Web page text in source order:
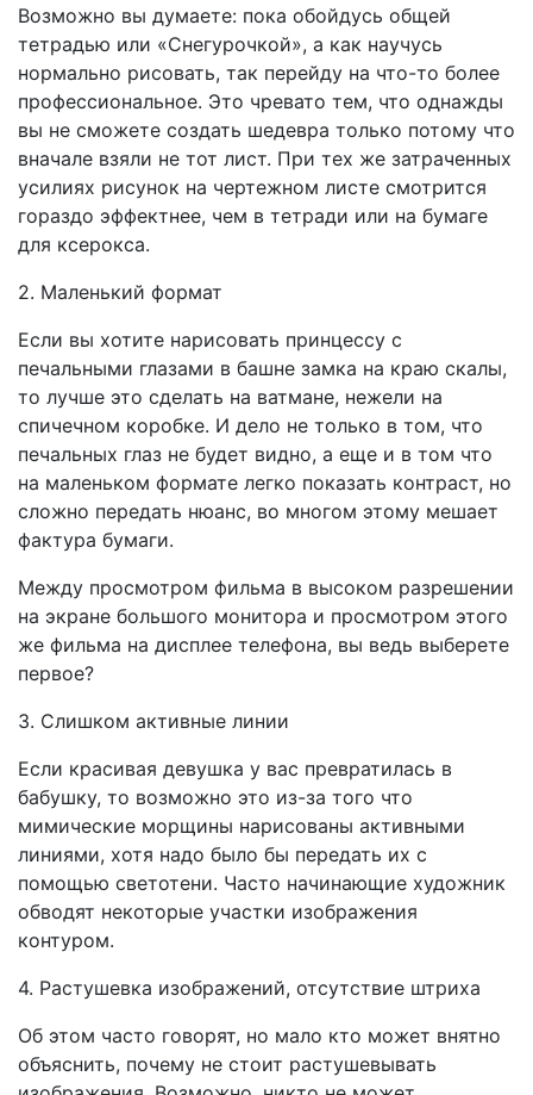
Возможно вы думаете: пока обойдусь общей
тетрадью или «Снегурочкой», а как научусь
нормально рисовать, так перейду на что-то более
профессиональное. Это чревато тем, что однажды
вы не сможете создать шедевра только потому что
вначале взяли не тот лист. При тех же затраченных
усилиях рисунок на чертежном листе смотрится
гораздо эффектнее, чем в тетради или на бумаге
для ксерокса.
2. Маленький формат
Если вы хотите нарисовать принцессу с
печальными глазами в башне замка на краю скалы,
то лучше это сделать на ватмане, нежели на
спичечном коробке. И дело не только в том, что
печальных глаз не будет видно, а еще и в том что
на маленьком формате легко показать контраст, но
сложно передать нюанс, во многом этому мешает
фактура бумаги.
Между просмотром фильма в высоком разрешении
на экране большого монитора и просмотром этого
же фильма на дисплее телефона, вы ведь выберете
первое?
3. Слишком активные линии
Если красивая девушка у вас превратилась в
бабушку, то возможно это из-за того что
мимические морщины нарисованы активными
линиями, хотя надо было бы передать их с
помощью светотени. Часто начинающие художник
обводят некоторые участки изображения
контуром.
4. Растушевка изображений, отсутствие штриха
Об этом часто говорят, но мало кто может внятно
объяснить, почему не стоит растушевывать